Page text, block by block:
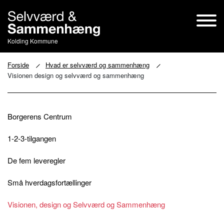
Kolding Kommune
Forside
Hvad er selvværd og sammenhæng
Visionen design og selvværd og sammenhæng
Borgerens Centrum
1-2-3-tilgangen
De fem leveregler
Små hverdagsfortællinger
Visionen, design og Selvværd og Sammenhæng